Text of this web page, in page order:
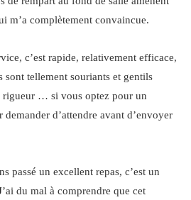
m’a complètement convaincue.
c’est rapide, relativement efficace,
tellement souriants et gentils
rigueur … si vous optez pour un
demander d’attendre avant d’envoyer
passé un excellent repas, c’est un
du mal à comprendre que cet